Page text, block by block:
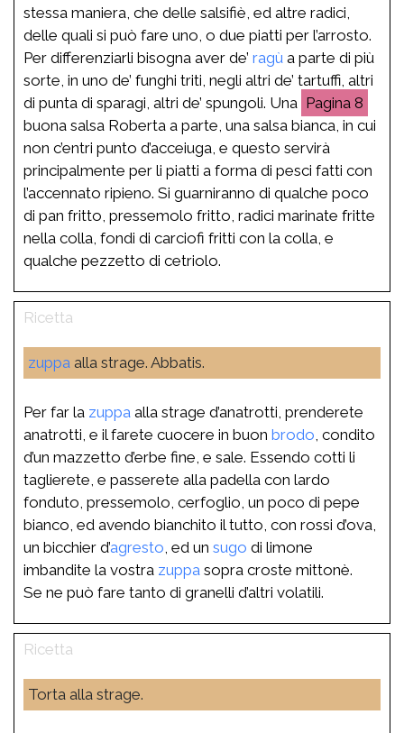
stessa maniera, che delle salsifiè, ed altre radici,
delle quali si può fare uno, o due piatti per l’arrosto.
Per differenziarli bisogna aver de’ ragù a parte di più
sorte, in uno de’ funghi triti, negli altri de’ tartuffi, altri
di punta di sparagi, altri de’ spungoli. Una
8
buona salsa Roberta a parte, una salsa bianca, in cui
non c’entri punto d’acceiuga, e questo servirà
principalmente per li piatti a forma di pesci fatti con
l’accennato ripieno. Si guarniranno di qualche poco
di pan fritto, pressemolo fritto, radici marinate fritte
nella colla, fondi di carciofi fritti con la colla, e
qualche pezzetto di cetriolo.
zuppa alla strage. Abbatis.
Per far la zuppa alla strage d’anatrotti, prenderete
anatrotti, e il farete cuocere in buon brodo , condito
d’un mazzetto d’erbe fine, e sale. Essendo cotti li
taglierete, e passerete alla padella con lardo
fonduto, pressemolo, cerfoglio, un poco di pepe
bianco, ed avendo bianchito il tutto, con rossi d’ova,
un bicchier d’agresto , ed un sugo di limone
imbandite la vostra zuppa sopra croste mittonè.
Se ne può fare tanto di granelli d’altri volatili.
Torta alla strage.